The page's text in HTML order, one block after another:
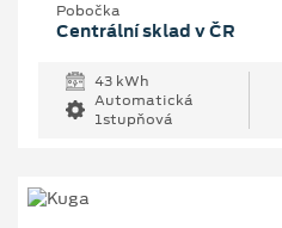
Pobočka
Centrální sklad v ČR
43 kWh
Automatická
1stupňová